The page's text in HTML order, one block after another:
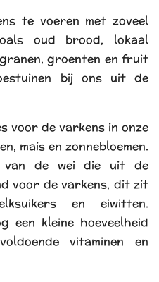
te voeren met zoveel
oud brood, lokaal
groenten en fruit
bij ons uit de
voor de varkens in onze
mais en zonnebloemen.
van de wei die uit de
voor de varkens, dit zit
en eiwitten.
een kleine hoeveelheid
vitaminen en